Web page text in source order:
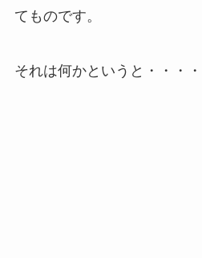
てものです。
それは何かというと・・・・